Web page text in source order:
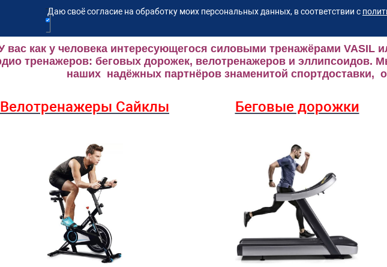
Даю своё согласие на обработку моих персональных данных, в соответствии с
вас как у человека интересующегося силовыми тренажёрами VASIL
тренажеров: беговых дорожек, велотренажеров и эллипсоидов.
наших надёжных партнёров знаменитой
Велотренажеры Сайклы Беговые дорожки